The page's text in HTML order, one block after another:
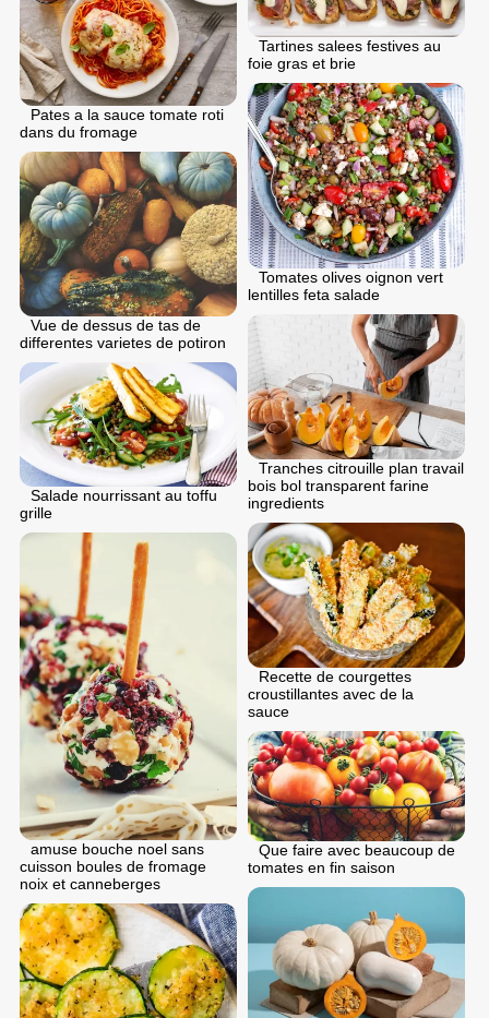
Tartines salees festives au
foie gras et brie
Pates a la sauce tomate roti
dans du fromage
Tomates olives oignon vert
lentilles feta salade
Vue de dessus de tas de
differentes varietes de potiron
Tranches citrouille plan travail
bois bol transparent farine
ingredients
Salade nourrissant au toffu
grille
Recette de courgettes
croustillantes avec de la
sauce
аmuse bouche noel sans
cuisson boules de fromage
noix et canneberges
Que faire avec beaucoup de
tomates en fin saison